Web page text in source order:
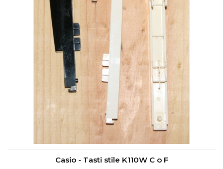
Casio - Tasti stile K110W C o F